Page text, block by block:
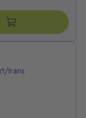
trans